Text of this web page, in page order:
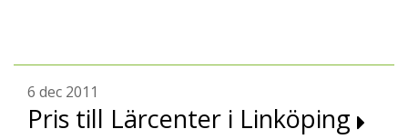
6 dec 2011
Pris till Lärcenter i Linköping